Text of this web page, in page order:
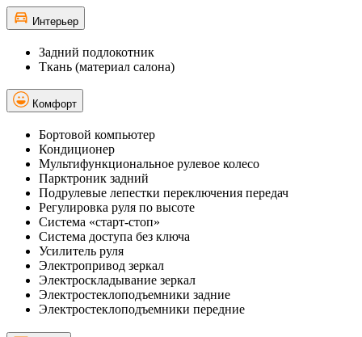
Интерьер
Задний подлокотник
Ткань (материал салона)
Комфорт
Бортовой компьютер
Кондиционер
Мультифункциональное рулевое колесо
Парктроник задний
Подрулевые лепестки переключения передач
Регулировка руля по высоте
Система «старт-стоп»
Система доступа без ключа
Усилитель руля
Электропривод зеркал
Электроскладывание зеркал
Электростеклоподъемники задние
Электростеклоподъемники передние